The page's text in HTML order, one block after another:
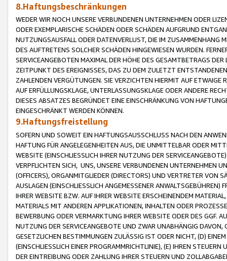
8.Haftungsbeschränkungen
WEDER WIR NOCH UNSERE VERBUNDENEN UNTERNEHMEN ODER
ODER EXEMPLARISCHE SCHÄDEN ODER SCHÄDEN AUFGRUND
NUTZUNGSAUSFALL ODER DATENVERLUST, DIE IM ZUSAMMENHANG
DES AUFTRETENS SOLCHER SCHÄDEN HINGEWIESEN WURDEN.
SERVICEANGEBOTEN MAXIMAL DER HÖHE DES GESAMTBETRAGS
ZEITPUNKT DES EREIGNISSES, DAS ZU DEM ZULETZT
ZAHLENDEN VERGÜTUNGEN. SIE VERZICHTEN HIERMIT AUF
AUF ERFÜLLUNGSKLAGE, UNTERLASSUNGSKLAGE ODER ANDERE
DIESES ABSATZES BEGRÜNDET EINE EINSCHRÄNKUNG VON
EINGESCHRÄNKT WERDEN KÖNNEN.
9.Haftungsfreistellung
SOFERN UND SOWEIT EIN HAFTUNGSAUSSCHLUSS NACH DEN
HAFTUNG FÜR ANGELEGENHEITEN AUS, DIE UNMITTELBAR ODER
WEBSITE (EINSCHLIESSLICH IHRER NUTZUNG DER
VERPFLICHTEN SICH, UNS, UNSERE VERBUNDENEN UNTERNEHMEN
(OFFICERS), ORGANMITGLIEDER (DIRECTORS) UND VERTRETER VON
AUSLAGEN (EINSCHLIESSLICH ANGEMESSENER
IHRER WEBSITE BZW. AUF IHRER WEBSITE ERSCHEINENDEM
MATERIALS MIT ANDEREN APPLIKATIONEN, INHALTEN ODER
BEWERBUNG ODER VERMARKTUNG IHRER WEBSITE ODER DES GGF.
NUTZUNG DER SERVICEANGEBOTE UND ZWAR UNABHÄNGIG
GESETZLICHEN BESTIMMUNGEN ZULÄSSIG IST ODER NICHT, (D)
(EINSCHLIESSLICH EINER PROGRAMMRICHTLINIE), (E) IHREN
DER EINTREIBUNG ODER ZAHLUNG IHRER STEUERN UND